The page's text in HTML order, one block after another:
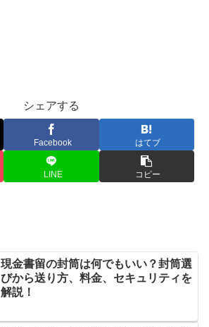
シェアする
Facebook はてブ
LINE コピー
現金書留の封筒は何でもいい？封筒選
びから送り方、料金、セキュリティを
解説！